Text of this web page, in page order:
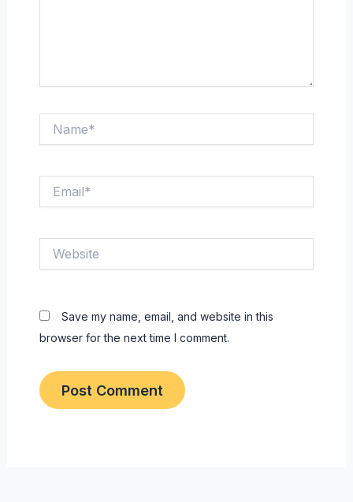
Save my name, email, and website in this
browser for the next time I comment.